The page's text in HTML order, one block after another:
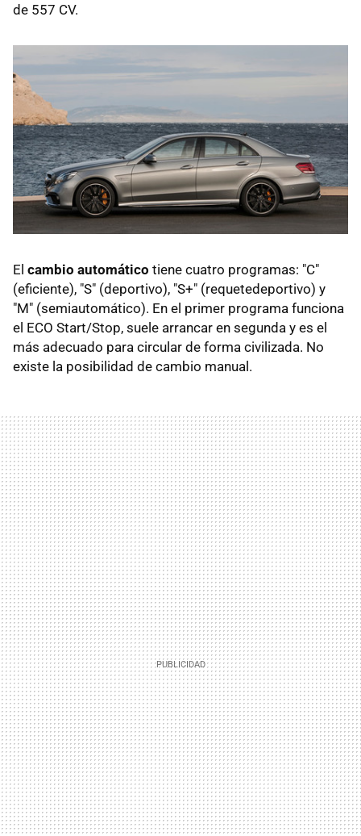
de 557 CV.
El cambio automático tiene cuatro programas: "C"
(eficiente), "S" (deportivo), "S+" (requetedeportivo) y
"M" (semiautomático). En el primer programa funciona
el ECO Start/Stop, suele arrancar en segunda y es el
más adecuado para circular de forma civilizada. No
existe la posibilidad de cambio manual.